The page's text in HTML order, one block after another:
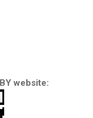
website: